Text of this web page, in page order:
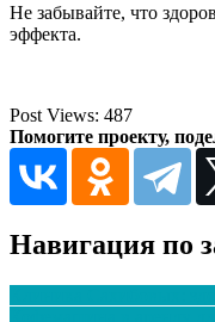
Не забывайте, что
эффекта.
Post Views: 487
Помогите проекту,
Навигация по